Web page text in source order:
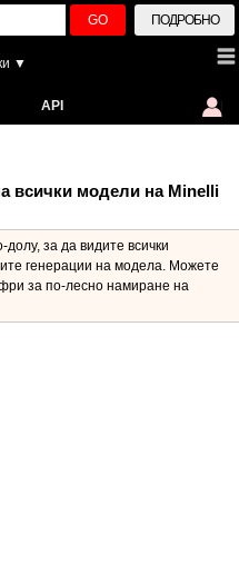
GO ПОДРОБНО
▼
API
всички модели на Minelli
долу, за да видите всички
генерации на модела. Можете
за по-лесно намиране на